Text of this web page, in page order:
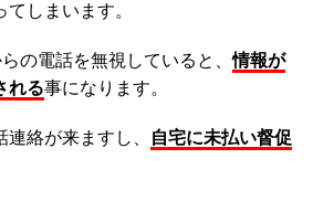
しまいます。
らの電話を無視していると、情報が
れる事になります。
絡が来ますし、
自宅に未払い督促